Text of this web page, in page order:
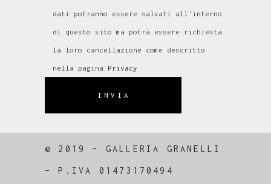
dati potranno essere salvati all'interno
di questo sito ma potrà essere richiesta
la loro cancellazione come descritto
nella pagina Privacy
INVIA
© 2019 – GALLERIA GRANELLI
–P.IVA 01473170494